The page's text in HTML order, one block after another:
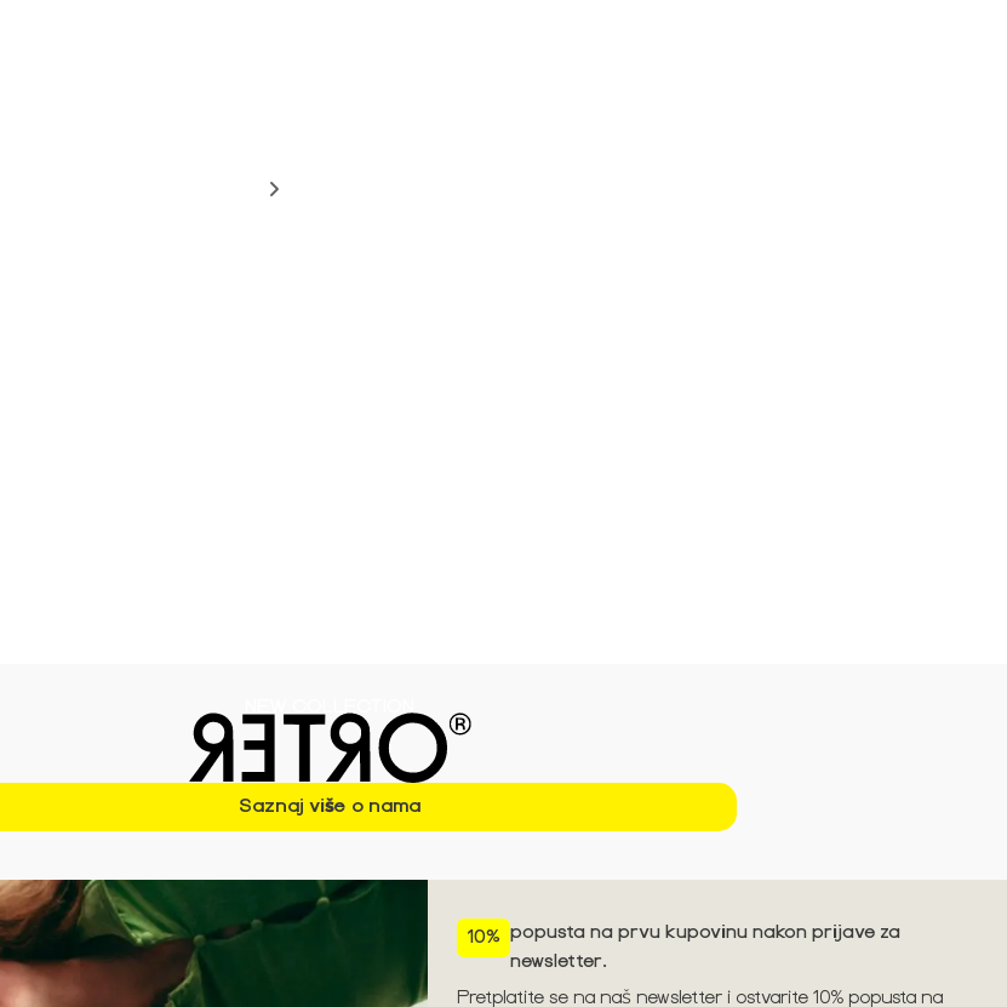
Saznaj više o nama
10%
popusta na prvu kupovinu nakon prijave za
newsletter.
Pretplatite se na naš newsletter i ostvarite 10% popusta na